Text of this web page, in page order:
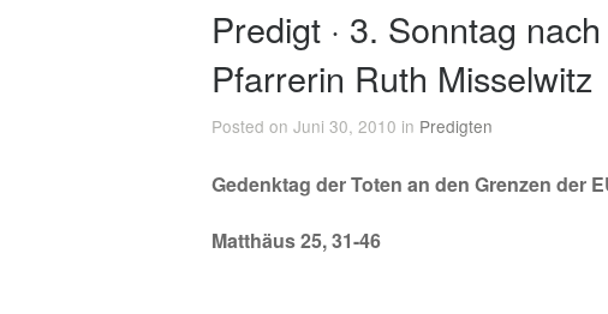
Predigt · 3. Sonntag
Pfarrerin Ruth Misselwitz
Posted on Juni 30, 2010 in Predigten
Gedenktag der Toten an den Grenzen der
Matthäus 25, 31-46